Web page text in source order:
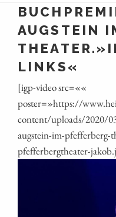
AUGSTEIN
LINKS«
[igp-video src=««
poster=»https://
content/uploads/2020/
augstein-im-
pfefferbergtheater-